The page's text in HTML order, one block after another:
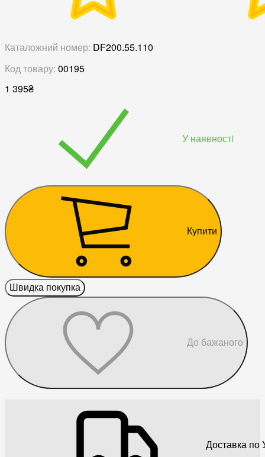
Каталожний номер: DF200.55.110
Код товару: 00195
1 395₴
У наявностi
Купити
Швидка покупка
До бажаного
Доставка по